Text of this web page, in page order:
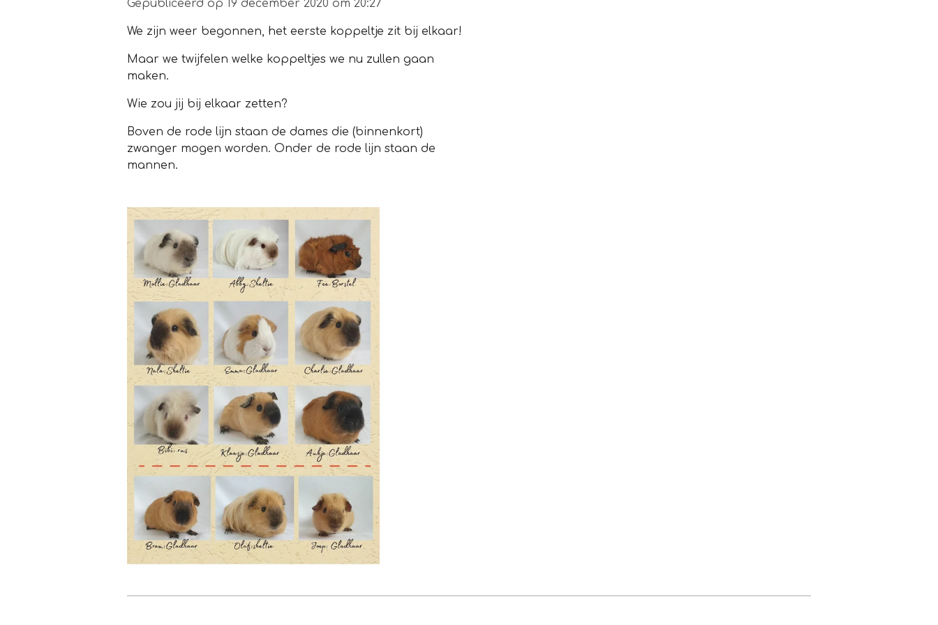
Gepubliceerd op 19 december 2020 om 20:27
We zijn weer begonnen, het eerste koppeltje zit bij elkaar!
Maar we twijfelen welke koppeltjes we nu zullen gaan
maken.
Wie zou jij bij elkaar zetten?
Boven de rode lijn staan de dames die (binnenkort)
zwanger mogen worden. Onder de rode lijn staan de
mannen.